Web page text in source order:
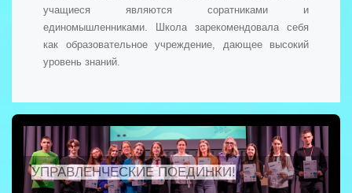
учащиеся являются соратниками и
единомышленниками. Школа зарекомендовала себя
как образовательное учреждение, дающее высокий
уровень знаний.
УПРАВЛЕНЧЕСКИЕ ПОЕДИНКИ!